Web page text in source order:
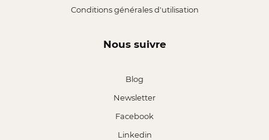
Conditions générales d'utilisation
Nous suivre
Blog
Newsletter
Facebook
Linkedin